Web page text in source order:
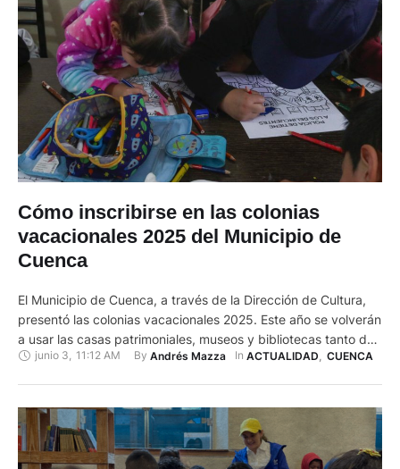
Cómo inscribirse en las colonias
vacacionales 2025 del Municipio de
Cuenca
El Municipio de Cuenca, a través de la Dirección de Cultura,
presentó las colonias vacacionales 2025. Este año se volverán
a usar las casas patrimoniales, museos y bibliotecas tanto de
la zona urbana como de la zona rural de Cuenca para el
junio 3, 11:12 AM By Andrés Mazza In ACTUALIDAD CUENCA